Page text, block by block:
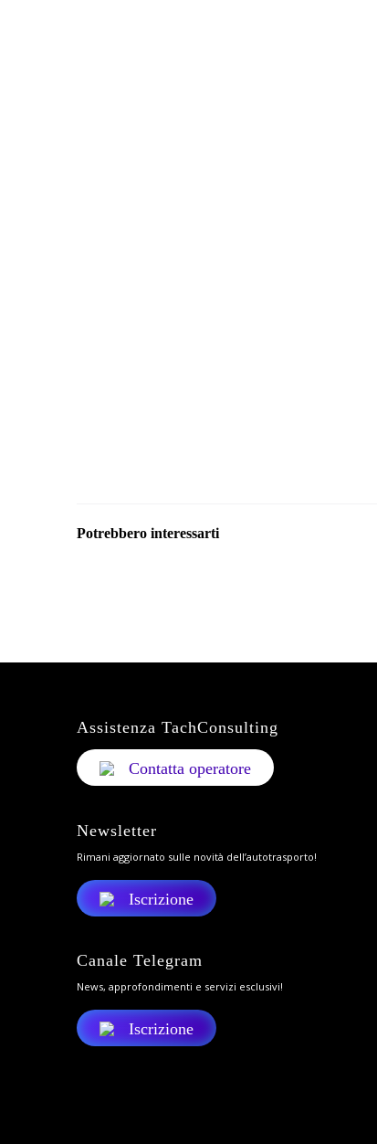
Potrebbero interessarti
Assistenza TachConsulting
Contatta operatore
Newsletter
Rimani aggiornato sulle novità dell’autotrasporto!
Iscrizione
Canale Telegram
News, approfondimenti e servizi esclusivi!
Iscrizione